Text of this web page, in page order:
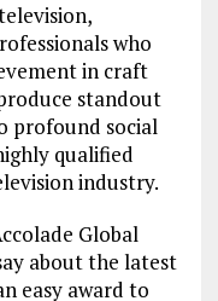
who
in craft
standout
profound social
qualified
industry.
Global
about the latest
easy award to